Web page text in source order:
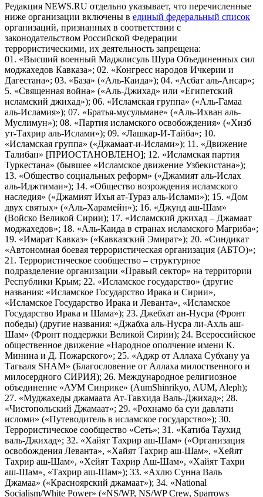
Редакция NEWS.RU отдельно указывает, что перечисленные
ниже организации включены в единый федеральный список
организаций, признанных в соответствии с
законодательством Российской Федерации
террористическими, их деятельность запрещена:
01. «Высший военный Маджлисуль Шура Объединенных сил
моджахедов Кавказа»; 02. «Конгресс народов Ичкерии и
Дагестана»; 03. «База» («Аль-Каида»); 04. «Асбат аль-Ансар»;
5. «Священная война» («Аль-Джихад» или «Египетский
исламский джихад»); 06. «Исламская группа» («Аль-Гамаа
аль-Исламия»); 07. «Братья-мусульмане» («Аль-Ихван аль-
Муслимун»); 08. «Партия исламского освобождения» («Хизб
ут-Тахрир аль-Ислами»); 09. «Лашкар-И-Тайба»; 10.
«Исламская группа» («Джамаат-и-Ислами»); 11. «Движение
Талибан» [ПРИОСТАНОВЛЕНО]; 12. «Исламская партия
Туркестана» (бывшее «Исламское движение Узбекистана»);
13. «Общество социальных реформ» («Джамият аль-Ислах
аль-Иджтимаи»); 14. «Общество возрождения исламского
наследия» («Джамият Ихья ат-Тураз аль-Ислами»); 15. «Дом
двух святых» («Аль-Харамейн»); 16. «Джунд аш-Шам»
(Войско Великой Сирии); 17. «Исламский джихад – Джамаат
моджахедов»; 18. «Аль-Каида в странах исламского Магриба»;
19. «Имарат Кавказ» («Кавказский Эмират»); 20. «Синдикат
«Автономная боевая террористическая организация (АБТО)»;
21. Террористическое сообщество – структурное
подразделение организации «Правый сектор» на территории
Республики Крым; 22. «Исламское государство» (другие
названия: «Исламское Государство Ирака и Сирии»,
«Исламское Государство Ирака и Леванта», «Исламское
Государство Ирака и Шама»); 23. Джебхат ан-Нусра (Фронт
победы) (другие названия: «Джабха аль-Нусра ли-Ахль аш-
Шам» (Фронт поддержки Великой Сирии); 24. Всероссийское
общественное движение «Народное ополчение имени К.
Минина и Д. Пожарского»; 25. «Аджр от Аллаха Субхану уа
Тагьаля SHAM» (Благословение от Аллаха милоственного и
милосердного СИРИЯ); 26. Международное религиозное
объединение «АУМ Синрике» (AumShinrikyo, AUM, Aleph);
27. «Муджахеды джамаата Ат-Тавхида Валь-Джихад»; 28.
«Чистопольский Джамаат»; 29. «Рохнамо ба суи давлати
исломи» («Путеводитель в исламское государство»); 30.
Террористическое сообщество «Сеть»; 31. «Катиба Таухид
валь-Джихад»; 32. «Хайят Тахрир аш-Шам» («Организация
освобождения Леванта», «Хайят Тахрир аш-Шам», «Хейят
Тахрир аш-Шам», «Хейят Тахрир Аш-Шам», «Хайят Тахри
аш-Шам», «Тахрир аш-Шам»); 33. «Ахлю Сунна Валь
Джамаа» («Красноярский джамаат»); 34. «National
Socialism/White Power» («NS/WP, NS/WP Crew, Sparrows